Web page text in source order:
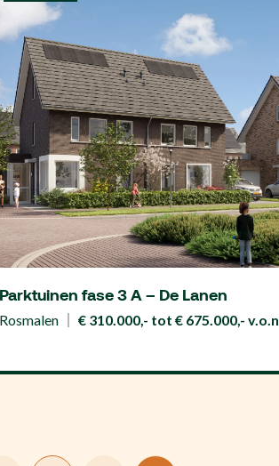
Parktuinen fase 3 A – De Lanen
Rosmalen € 310.000,- tot € 675.000,-